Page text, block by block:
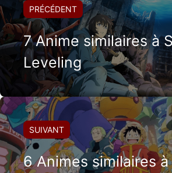
PRÉCÉDENT
7 Anime similaires à
Leveling
SUIVANT
6 Animes similaires à